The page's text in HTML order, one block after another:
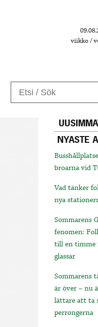
viikko /
NYASTE
broarna vid
Vad tänker
nya
Sommarens
fenomen:
till en timme
glassar
Sommarens
är över – nu
lättare att ta
perrongerna